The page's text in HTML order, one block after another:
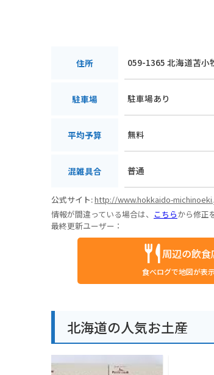
住所 059-1365 北海道苫小
駐車場 駐車場あり
平均予算 無料
混雑具合 普通
公式サイト:http://www.hokkaido-
情報が間違っている場合は、 こちらから修正
最終更新ユーザー：
周辺の飲
食べログで地図が表示
北海道の人気お土産